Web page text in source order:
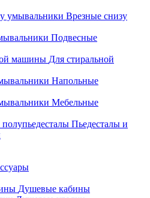
Врезные снизу
Подвесные
Для стиральной
Напольные
Мебельные
Пьедесталы и
Душевые кабины